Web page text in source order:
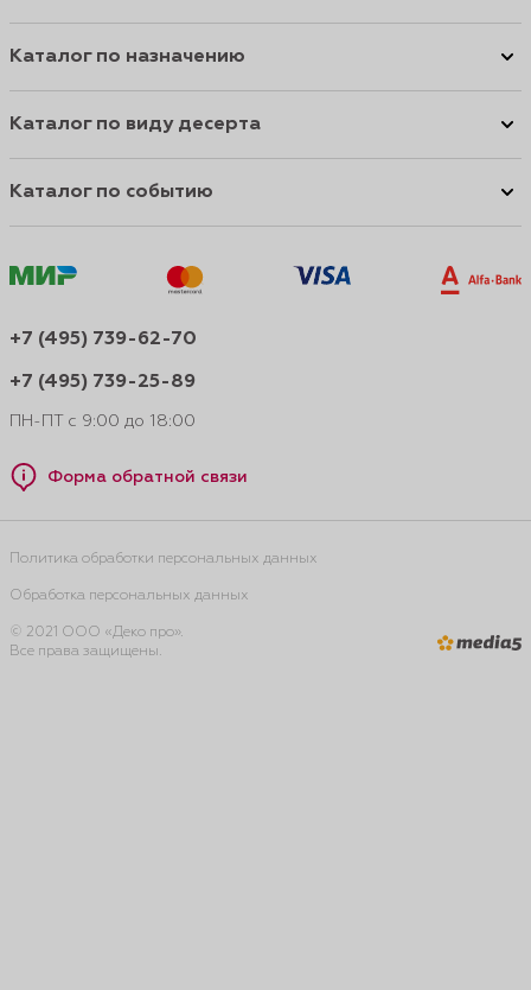
Каталог по назначению
Каталог по виду десерта
Каталог по событию
+7 (495) 739-62-70
+7 (495) 739-25-89
ПН-ПТ с 9:00 до 18:00
Форма обратной связи
Политика обработки персональных данных
Обработка персональных данных
© 2021 ООО «Деко про».
Все права защищены.